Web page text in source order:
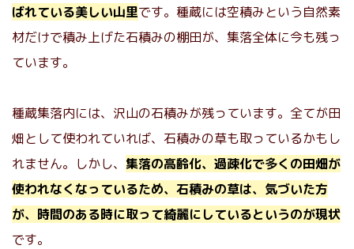
ばれている美しい山里です。種蔵には空積みという自然素
材だけで積み上げた石積みの棚田が、集落全体に今も残っ
ています。
種蔵集落内には、沢山の石積みが残っています。全てが田
畑として使われていれば、石積みの草も取っているかもし
れません。しかし、 集落の高齢化、過疎化で多くの田畑が
使われなくなっているため、石積みの草は、気づいた方
が、時間のある時に取って綺麗にしているというのが現状
です。